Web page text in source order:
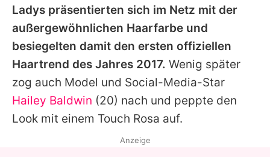
Ladys präsentierten sich im Netz mit der
außergewöhnlichen Haarfarbe und
besiegelten damit den ersten offiziellen
Haartrend des Jahres 2017. Wenig später
zog auch Model und Social-Media-Star
Hailey Baldwin (20) nach und peppte den
Look mit einem Touch Rosa auf.
Anzeige